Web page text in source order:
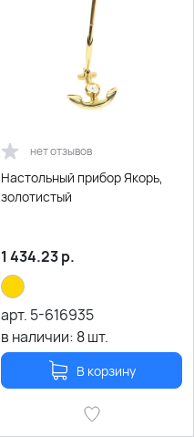
нет отзывов
Настольный прибор Якорь,
золотистый
1 434.23р.
арт. 5-616935
в наличии: 8шт.
В корзину